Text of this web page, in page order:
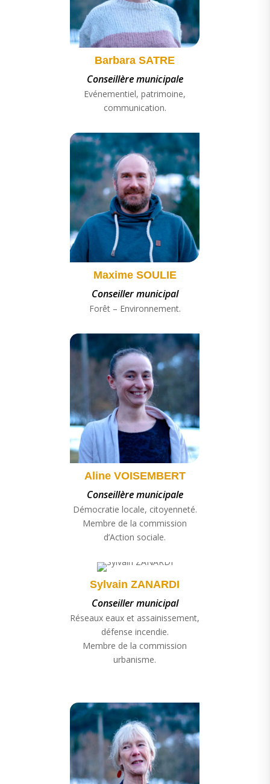
Barbara SATRE
Conseillère municipale
Evénementiel, patrimoine,
communication.
Maxime SOULIE
Conseiller municipal
Forêt – Environnement.
Aline VOISEMBERT
Conseillère municipale
Démocratie locale, citoyenneté.
Membre de la commission
d’Action sociale.
Sylvain ZANARDI
Conseiller municipal
Réseaux eaux et assainissement,
défense incendie.
Membre de la commission
urbanisme.